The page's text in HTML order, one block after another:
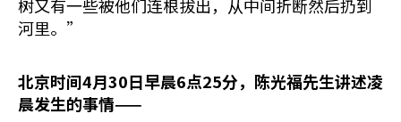
树又有一些被他们连根拔出，从中间折断然后扔到
河里。”
北京时间4月30日早晨6点25分，陈光福先生讲述凌
晨发生的事情——